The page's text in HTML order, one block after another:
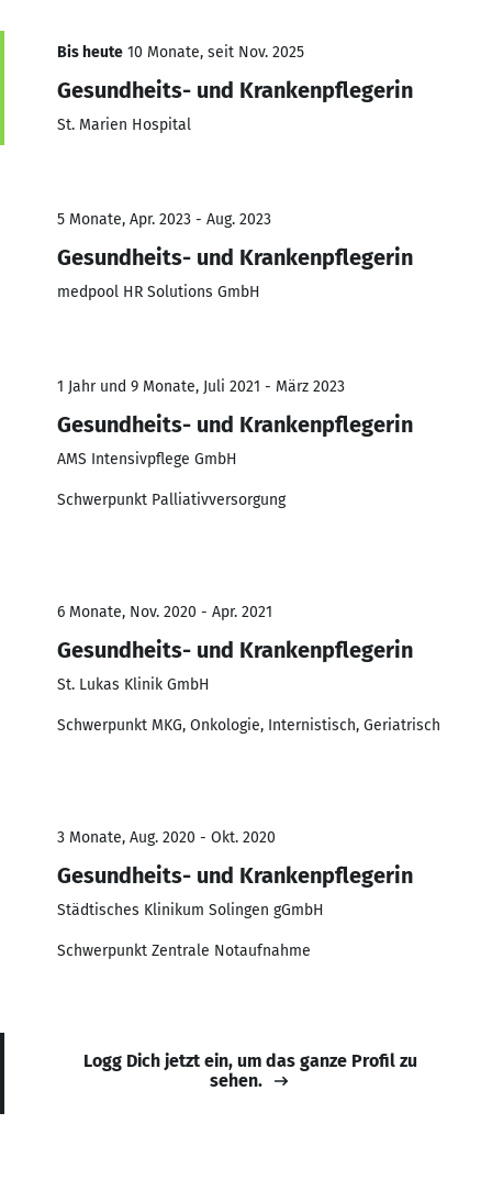
Bis heute 10 Monate, seit Nov. 2025
Gesundheits- und Krankenpflegerin
St. Marien Hospital
5 Monate, Apr. 2023 - Aug. 2023
Gesundheits- und Krankenpflegerin
medpool HR Solutions GmbH
1 Jahr und 9 Monate, Juli 2021 - März 2023
Gesundheits- und Krankenpflegerin
AMS Intensivpflege GmbH
Schwerpunkt Palliativversorgung
6 Monate, Nov. 2020 - Apr. 2021
Gesundheits- und Krankenpflegerin
St. Lukas Klinik GmbH
Schwerpunkt MKG, Onkologie, Internistisch, Geriatrisch
3 Monate, Aug. 2020 - Okt. 2020
Gesundheits- und Krankenpflegerin
Städtisches Klinikum Solingen gGmbH
Schwerpunkt Zentrale Notaufnahme
Logg Dich jetzt ein, um das ganze Profil zu
sehen.